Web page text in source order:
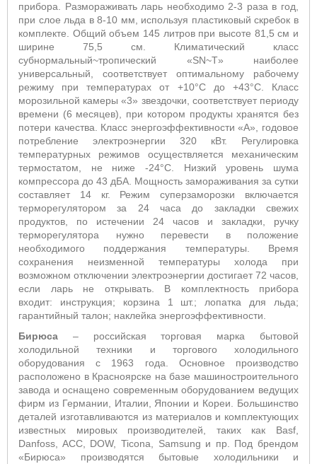
прибора. Размораживать ларь необходимо 2-3 раза в год,
при слое льда в 8-10 мм, используя пластиковый скребок в
комплекте. Общий объем 145 литров при высоте 81,5 см и
ширине 75,5 см. Климатический класс
субнормальный~тропический «SN~T» наиболее
универсальный, соответствует оптимальному рабочему
режиму при температурах от +10°С до +43°С. Класс
морозильной камеры «3» звездочки, соответствует периоду
времени (6 месяцев), при котором продукты хранятся без
потери качества. Класс энергоэффективности «А», годовое
потребление электроэнергии 320 кВт. Регулировка
температурных режимов осуществляется механическим
термостатом, не ниже -24°С. Низкий уровень шума
компрессора до 43 дБА. Мощность замораживания за сутки
составляет 14 кг. Режим суперзаморозки включается
терморегулятором за 24 часа до закладки свежих
продуктов, по истечении 24 часов и закладки, ручку
терморегулятора нужно перевести в положение
необходимого поддержания температуры. Время
сохранения неизменной температуры холода при
возможном отключении электроэнергии достигает 72 часов,
если ларь не открывать. В комплектность прибора
входит: инструкция; корзина 1 шт.; лопатка для льда;
гарантийный талон; наклейка энергоэффективности.
Бирюса – российская торговая марка бытовой
холодильной техники и торгового холодильного
оборудования с 1963 года. Основное производство
расположено в Красноярске на базе машиностроительного
завода и оснащено современным оборудованием ведущих
фирм из Германии, Италии, Японии и Кореи. Большинство
деталей изготавливаются из материалов и комплектующих
известных мировых производителей, таких как Basf,
Danfoss, ACC, DOW, Ticona, Samsung и пр. Под брендом
«Бирюса» производятся бытовые холодильники и